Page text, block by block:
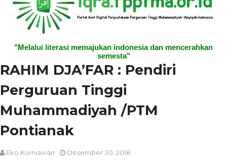
"Melalui literasi memajukan indonesia dan mencerahkan
semesta"
RAHIM DJA’FAR : Pendiri
Perguruan Tinggi
Muhammadiyah /PTM
Pontianak
Eko Kurniawan Desember 30, 2018